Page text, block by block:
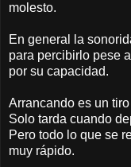
molesto.
En general la
para percibirlo pese
por su capacidad.
Arrancando es un
Solo tarda cuando
Pero todo lo que se
muy rápido.